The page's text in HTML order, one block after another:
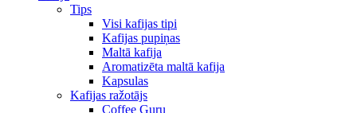
Tips
Visi kafijas tipi
Kafijas pupiņas
Maltā kafija
Aromatizēta maltā kafija
Kapsulas
Kafijas ražotājs
Coffee Guru